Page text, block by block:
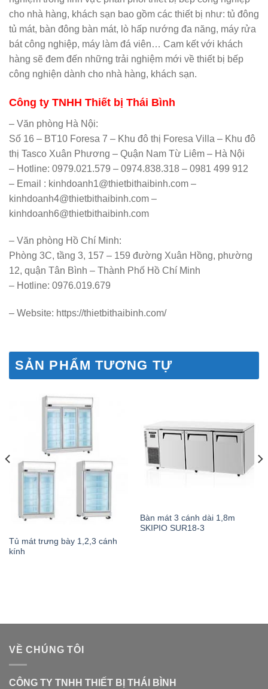
cho nhà hàng, khách sạn bao gồm các thiết bị như: tủ đông
tủ mát, bàn đông bàn mát, lò hấp nướng đa năng, máy rửa
bát công nghiệp, máy làm đá viên… Cam kết với khách
hàng sẽ đem đến những trải nghiệm mới về thiết bị bếp
công nghiện dành cho nhà hàng, khách sạn.
Công ty TNHH Thiết bị Thái Bình
– Văn phòng Hà Nội:
Số 16 – BT10 Foresa 7 – Khu đô thị Foresa Villa – Khu đô
thị Tasco Xuân Phương – Quận Nam Từ Liêm – Hà Nội
– Hotline: 0979.021.579 – 0974.838.318 – 0981 499 912
– Email : kinhdoanh1@thietbithaibinh.com –
kinhdoanh4@thietbithaibinh.com –
kinhdoanh6@thietbithaibinh.com
– Văn phòng Hồ Chí Minh:
Phòng 3C, tầng 3, 157 – 159 đường Xuân Hồng, phường
12, quận Tân Bình – Thành Phố Hồ Chí Minh
– Hotline: 0976.019.679
– Website: https://thietbithaibinh.com/
SẢN PHẨM TƯƠNG TỰ
Tủ mát trưng bày 1,2,3 cánh
kính
Bàn mát 3 cánh dài 1,8m
SKIPIO SUR18-3
VỀ CHÚNG TÔI
CÔNG TY TNHH THIẾT BỊ THÁI BÌNH